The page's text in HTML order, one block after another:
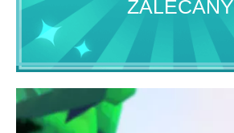
ZALECANY